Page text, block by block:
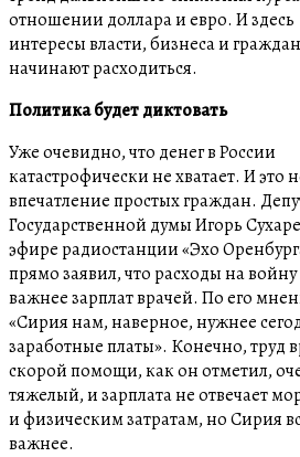
отношении доллара и евро. И здесь
интересы власти, бизнеса и граждан
начинают расходиться.
Политика будет диктовать
Уже очевидно, что денег в России
катастрофически не хватает. И это
впечатление простых граждан.
Государственной думы Игорь
эфире радиостанции «Эхо
прямо заявил, что расходы на
важнее зарплат врачей. По его
«Сирия нам, наверное, нужнее
заработные платы». Конечно, труд
скорой помощи, как он отметил,
тяжелый, и зарплата не отвечает
и физическим затратам, но Сирия
важнее.